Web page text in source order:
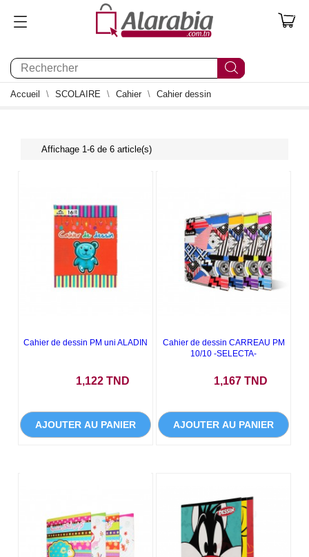
0
Accueil SCOLAIRE Cahier Cahier dessin
Affichage 1-6 de 6 article(s)
Cahier de dessin PM uni ALADIN
1,122 TND
AJOUTER AU PANIER
Cahier de dessin CARREAU PM
10/10 -SELECTA-
1,167 TND
AJOUTER AU PANIER